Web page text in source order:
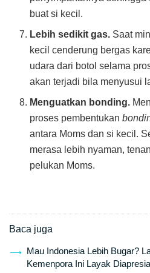
buat si kecil.
Lebih sedikit gas. Saat
kecil cenderung bergas
udara dari botol selama
akan terjadi bila menyusui
Menguatkan bonding.
proses pembentukan
antara Moms dan si kecil.
merasa lebih nyaman,
pelukan Moms.
Baca juga
Mau Indonesia Lebih Bugar?
Kemenpora Ini Layak